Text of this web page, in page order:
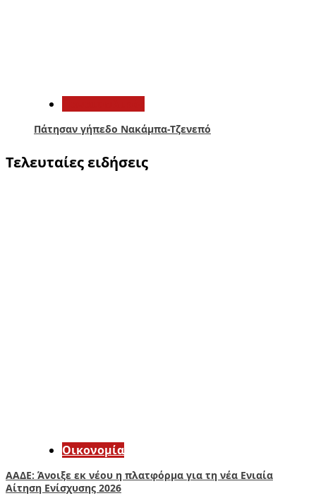
Πάτησαν γήπεδο Νακάμπα-Τζενεπό
Τελευταίες ειδήσεις
Οικονομία
ΑΑΔΕ: Άνοιξε εκ νέου η πλατφόρμα για τη νέα Ενιαία
Αίτηση Ενίσχυσης 2026